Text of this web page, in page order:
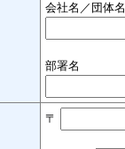
会社名／団体名
部署名
〒